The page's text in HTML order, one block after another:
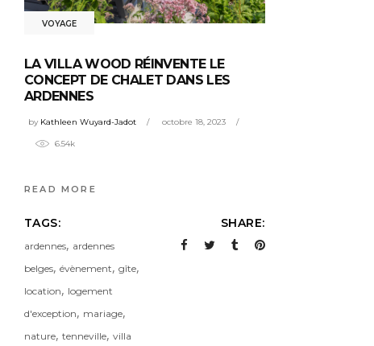
VOYAGE
LA VILLA WOOD RÉINVENTE LE
CONCEPT DE CHALET DANS LES
ARDENNES
by Kathleen Wuyard-Jadot octobre 18, 2023
6.54k
READ MORE
TAGS:
ardennes, ardennes
belges, évènement, gîte,
location, logement
d'exception, mariage,
nature, tenneville, villa
SHARE: